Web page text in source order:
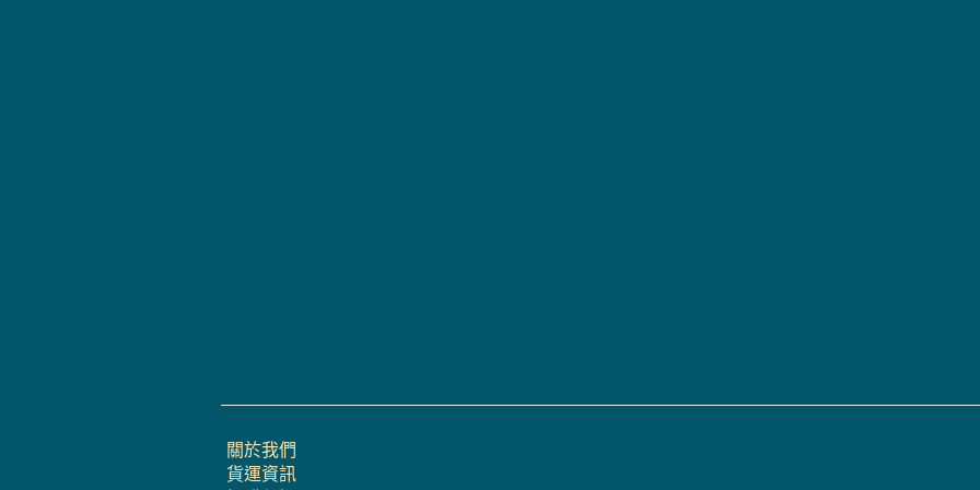
關於我們
貨運資訊